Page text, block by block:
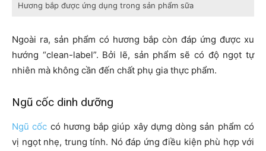
Hương bắp được ứng dụng trong sản phẩm sữa
Ngoài ra, sản phẩm có hương bắp còn đáp ứng được xu
hướng “clean-label”. Bởi lẽ, sản phẩm sẽ có độ ngọt tự
nhiên mà không cần đến chất phụ gia thực phẩm.
Ngũ cốc dinh dưỡng
Ngũ cốc có hương bắp giúp xây dựng dòng sản phẩm có
vị ngọt nhẹ, trung tính. Nó đáp ứng điều kiện phù hợp với